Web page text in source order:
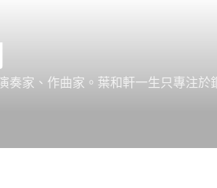
家、作曲家。葉和軒一生只專注